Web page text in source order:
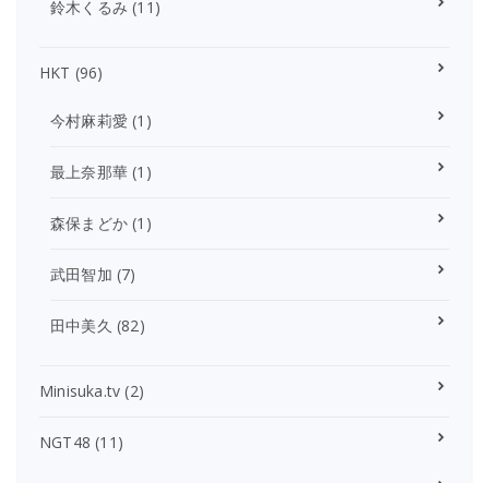
鈴木くるみ (11)
HKT (96)
今村麻莉愛 (1)
最上奈那華 (1)
森保まどか (1)
武田智加 (7)
田中美久 (82)
Minisuka.tv (2)
NGT48 (11)